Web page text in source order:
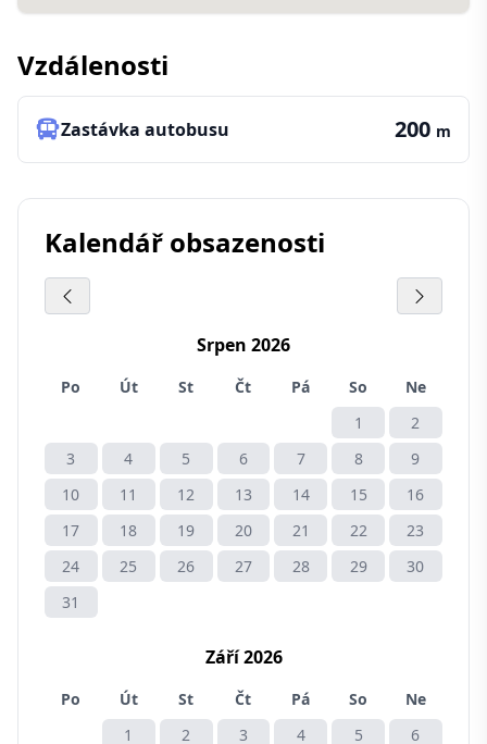
Vzdálenosti
Zastávka autobusu 200 m
Kalendář obsazenosti
Srpen 2026
Po Út St Čt Pá So
Ne
1
2
3
4 5 6 7 8
9
10
11 12 13 14 15
16
17
18 19 20 21 22
23
24
25 26 27 28 29
30
31
Září 2026
Po Út St Čt Pá So
Ne
1
2 3 4 5
6